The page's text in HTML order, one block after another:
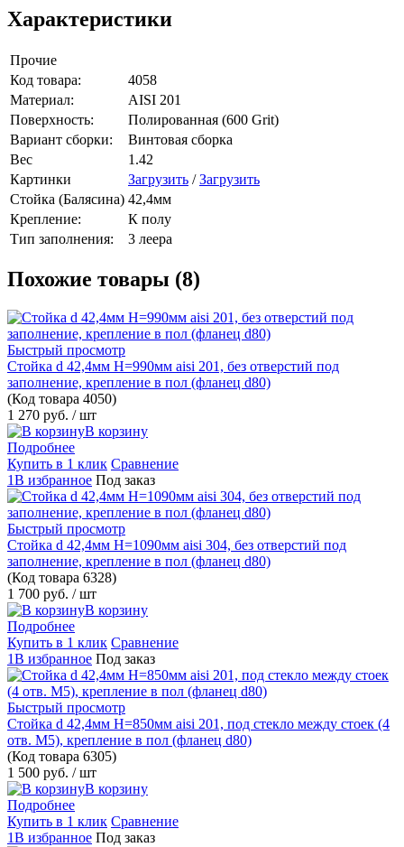
Характеристики
Прочие
Код товара:
4058
Материал:
AISI 201
Поверхность:
Полированная (600 Grit)
Вариант сборки:
Винтовая сборка
Вес
1.42
Картинки
Загрузить /Загрузить
Стойка (Балясина) 42,4мм
Крепление:
К полу
Тип заполнения:
3 леера
Похожие товары (8)
Быстрый просмотр
Стойка d 42,4мм H=990мм aisi 201, без отверстий под
заполнение, крепление в пол (фланец d80)
(Код товара 4050)
1 270 руб. / шт
В корзину
Подробнее
Купить в 1 клик Сравнение
1В избранное Под заказ
Быстрый просмотр
Стойка d 42,4мм H=1090мм aisi 304, без отверстий под
заполнение, крепление в пол (фланец d80)
(Код товара 6328)
1 700 руб. / шт
В корзину
Подробнее
Купить в 1 клик Сравнение
1В избранное Под заказ
Быстрый просмотр
Стойка d 42,4мм H=850мм aisi 201, под стекло между стоек (4
отв. М5), крепление в пол (фланец d80)
(Код товара 6305)
1 500 руб. / шт
В корзину
Подробнее
Купить в 1 клик Сравнение
1В избранное Под заказ